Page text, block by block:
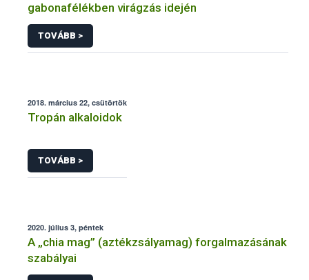
gabonafélékben virágzás idején
TOVÁBB >
2018. március 22, csütörtök
Tropán alkaloidok
TOVÁBB >
2020. július 3, péntek
A „chia mag” (aztékzsályamag) forgalmazásának
szabályai